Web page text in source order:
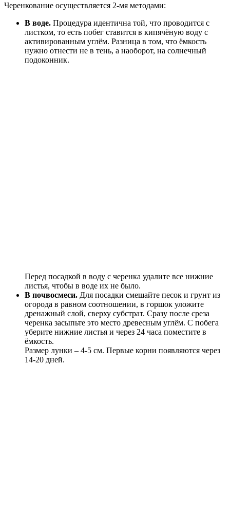
Черенкование осуществляется 2-мя методами:
В воде. Процедура идентична той, что проводится с
листком, то есть побег ставится в кипячёную воду с
активированным углём. Разница в том, что ёмкость
нужно отнести не в тень, а наоборот, на солнечный
подоконник.
Перед посадкой в воду с черенка удалите все нижние
листья, чтобы в воде их не было.
В почвосмеси. Для посадки смешайте песок и грунт из
огорода в равном соотношении, в горшок уложите
дренажный слой, сверху субстрат. Сразу после среза
черенка засыпьте это место древесным углём. С побега
уберите нижние листья и через 24 часа поместите в
ёмкость.
Размер лунки – 4-5 см. Первые корни появляются через
14-20 дней.